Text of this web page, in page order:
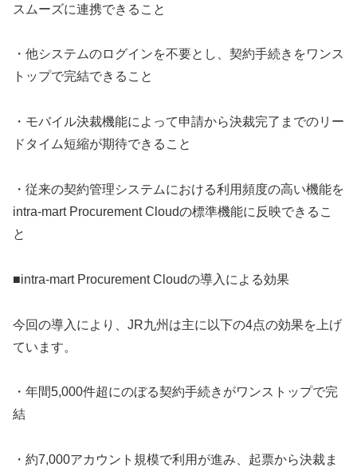
スムーズに連携できること
・他システムのログインを不要とし、契約手続きをワンス
トップで完結できること
・モバイル決裁機能によって申請から決裁完了までのリー
ドタイム短縮が期待できること
・従来の契約管理システムにおける利用頻度の高い機能を
intra-mart Procurement Cloudの標準機能に反映できるこ
と
■intra-mart Procurement Cloudの導入による効果
今回の導入により、JR九州は主に以下の4点の効果を上げ
ています。
・年間5,000件超にのぼる契約手続きがワンストップで完
結
・約7,000アカウント規模で利用が進み、起票から決裁ま